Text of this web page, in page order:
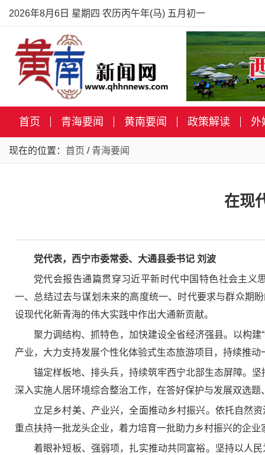
2026年8月6日 星期四 农历丙午年(马) 五月初一
首页 青海要闻 黄南要闻 政策解读 外
现在的位置： 首页 / 青海要闻
在现
党代表，西宁市委常委、大通县委书记 刘波
党代会报告通篇贯穿习近平新时代中国特色社会主义
一、总结过去与谋划未来的高度统一、时代要求与群众期
设现代化新青海的伟大实践中作出大通新贡献。
聚力调结构、抓特色，加快建设全省经济强县。以构
产业，大力支持发展个性化体验式生态旅游项目，持续推
锚定样板地、排头兵，持续筑牢西宁北部生态屏障。
深入实施人居环境综合整治工作，在答好保护与发展双选
立足乡村美、产业兴，全面推动乡村振兴。依托自然
重点扶持一批龙头企业，着力培育一批助力乡村振兴的企
着眼补短板、强弱项，扎实推动共同富裕。坚持以人